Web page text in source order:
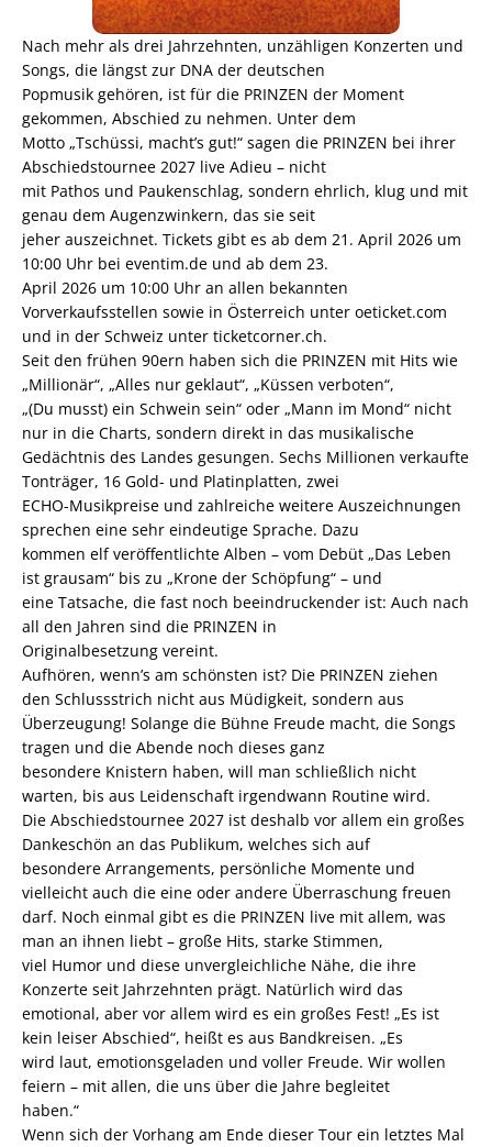
Nach mehr als drei Jahrzehnten, unzähligen Konzerten und
Songs, die längst zur DNA der deutschen
Popmusik gehören, ist für die PRINZEN der Moment
gekommen, Abschied zu nehmen. Unter dem
Motto „Tschüssi, macht’s gut!“ sagen die PRINZEN bei ihrer
Abschiedstournee 2027 live Adieu – nicht
mit Pathos und Paukenschlag, sondern ehrlich, klug und mit
genau dem Augenzwinkern, das sie seit
jeher auszeichnet. Tickets gibt es ab dem 21. April 2026 um
10:00 Uhr bei eventim.de und ab dem 23.
April 2026 um 10:00 Uhr an allen bekannten
Vorverkaufsstellen sowie in Österreich unter oeticket.com
und in der Schweiz unter ticketcorner.ch.
Seit den frühen 90ern haben sich die PRINZEN mit Hits wie
„Millionär“, „Alles nur geklaut“, „Küssen verboten“,
„(Du musst) ein Schwein sein“ oder „Mann im Mond“ nicht
nur in die Charts, sondern direkt in das musikalische
Gedächtnis des Landes gesungen. Sechs Millionen verkaufte
Tonträger, 16 Gold- und Platinplatten, zwei
ECHO-Musikpreise und zahlreiche weitere Auszeichnungen
sprechen eine sehr eindeutige Sprache. Dazu
kommen elf veröffentlichte Alben – vom Debüt „Das Leben
ist grausam“ bis zu „Krone der Schöpfung“ – und
eine Tatsache, die fast noch beeindruckender ist: Auch nach
all den Jahren sind die PRINZEN in
Originalbesetzung vereint.
Aufhören, wenn’s am schönsten ist? Die PRINZEN ziehen
den Schlussstrich nicht aus Müdigkeit, sondern aus
Überzeugung! Solange die Bühne Freude macht, die Songs
tragen und die Abende noch dieses ganz
besondere Knistern haben, will man schließlich nicht
warten, bis aus Leidenschaft irgendwann Routine wird.
Die Abschiedstournee 2027 ist deshalb vor allem ein großes
Dankeschön an das Publikum, welches sich auf
besondere Arrangements, persönliche Momente und
vielleicht auch die eine oder andere Überraschung freuen
darf. Noch einmal gibt es die PRINZEN live mit allem, was
man an ihnen liebt – große Hits, starke Stimmen,
viel Humor und diese unvergleichliche Nähe, die ihre
Konzerte seit Jahrzehnten prägt. Natürlich wird das
emotional, aber vor allem wird es ein großes Fest! „Es ist
kein leiser Abschied“, heißt es aus Bandkreisen. „Es
wird laut, emotionsgeladen und voller Freude. Wir wollen
feiern – mit allen, die uns über die Jahre begleitet
haben.“
Wenn sich der Vorhang am Ende dieser Tour ein letztes Mal